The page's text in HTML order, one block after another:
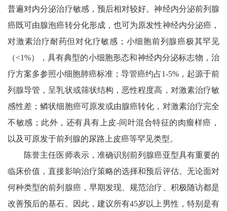
普遍对内分泌治疗敏感，预后相对较好。神经内分泌前列腺
癌既可由腺泡癌转分化形成，也可为原发性神经内分泌癌，
对激素治疗耐药但对化疗敏感；小细胞前列腺癌极其罕见
（<1%），具有典型的小细胞形态和神经内分泌标志物，治
疗方案多参照小细胞肺癌标准；导管癌约占1-5%，起源于前
列腺导管，呈乳状或筛状结构，恶性程度高，对激素治疗敏
感性差；鳞状细胞癌可原发或由腺癌转化，对激素治疗完全
不敏感；此外，还有具有上皮-间叶混合特征的肉瘤样癌，
以及可原发于前列腺的尿路上皮癌等罕见类型。
陈誉主任医师表示，准确识别前列腺癌亚型具有重要的
临床价值，直接影响治疗策略的选择和预后评估。无论面对
何种类型的前列腺癌，早期发现、规范治疗、积极随访都是
改善预后的基石。因此，建议所有45岁以上男性，特别是有